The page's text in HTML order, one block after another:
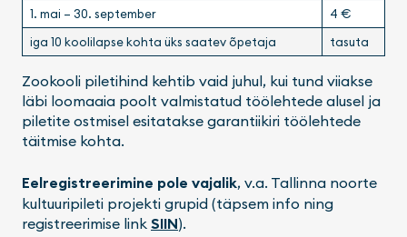
1. mai – 30. september
4 €
iga 10 koolilapse kohta üks saatev õpetaja
tasuta
Zookooli piletihind kehtib vaid juhul, kui tund viiakse
läbi loomaaia poolt valmistatud töölehtede alusel ja
piletite ostmisel esitatakse garantiikiri töölehtede
täitmise kohta.
Eelregistreerimine pole vajalik, v.a. Tallinna noorte
kultuuripileti projekti grupid (täpsem info ning
registreerimise link SIIN).